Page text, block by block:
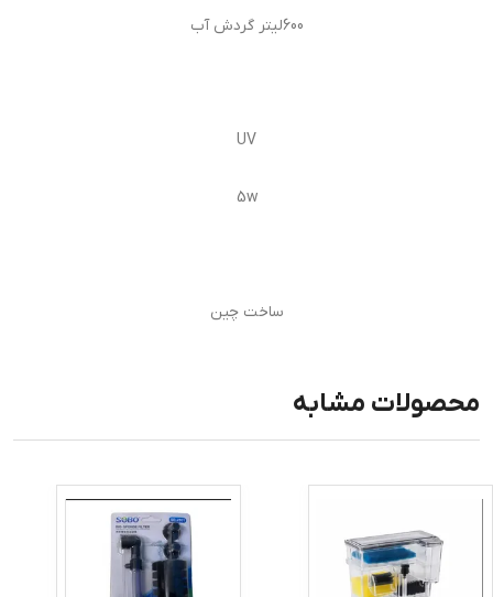
600لیتر گردش آب
UV
5w
ساخت چین
محصولات مشابه